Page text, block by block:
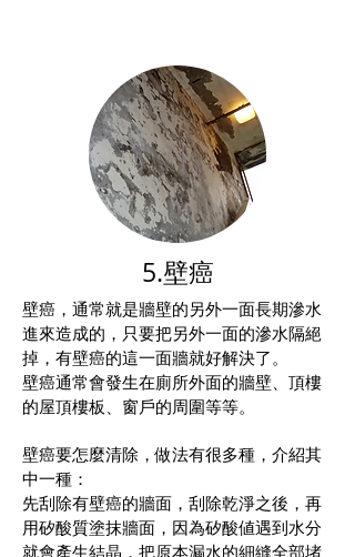
5.壁癌
壁癌，通常就是牆壁的另外一面長期滲水
進來造成的，只要把另外一面的滲水隔絕
掉，有壁癌的這一面牆就好解決了。
壁癌通常會發生在廁所外面的牆壁、頂樓
的屋頂樓板、窗戶的周圍等等。
壁癌要怎麼清除，做法有很多種，介紹其
中一種：
先刮除有壁癌的牆面，刮除乾淨之後，再
用矽酸質塗抹牆面，因為矽酸値遇到水分
就會產生結晶，把原本漏水的細縫全部堵